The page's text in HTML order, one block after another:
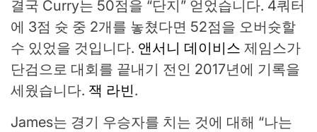
결국 Curry는 50점을 “단지” 얻었습니다. 4쿼터
에 3점 슛 중 2개를 놓쳤다면 52점을 오버슛할
수 있었을 것입니다. 앤서니 데이비스 제임스가
단검으로 대회를 끝내기 전인 2017년에 기록을
세웠습니다. 잭 라빈.
James는 경기 우승자를 치는 것에 대해 “나는